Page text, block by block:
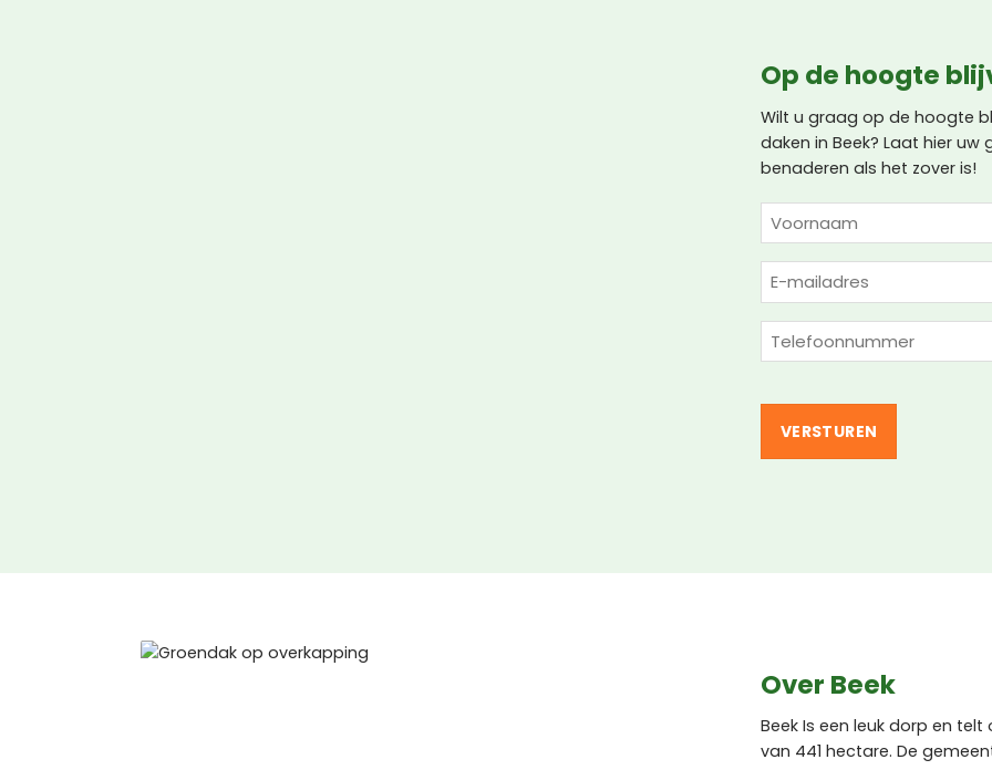
Op de hoogte
Wilt u graag op de hoogte
daken in Beek? Laat hier
benaderen als het zover is!
NAAM
(VEREIST)
Voornaam
E-
mailadres
(Vereist)
Telefoon
(Vereist)
Over Beek
Beek Is een leuk dorp en
van 441 hectare. De